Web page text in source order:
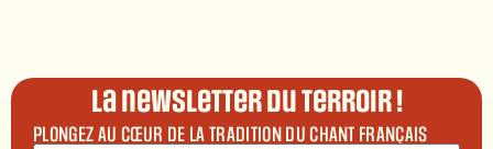
La newsletter du terroir !
PLONGEZ AU CŒUR DE LA TRADITION DU CHANT FRANÇAIS